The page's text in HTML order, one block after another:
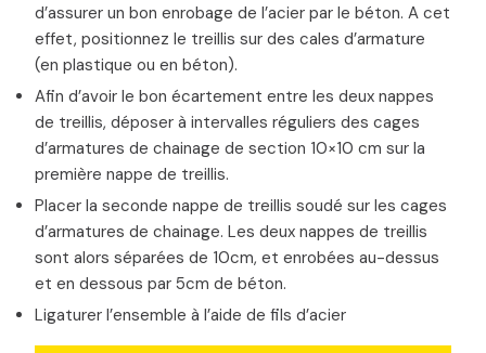
d’assurer un bon enrobage de l’acier par le béton. A cet
effet, positionnez le treillis sur des cales d’armature
(en plastique ou en béton).
Afin d’avoir le bon écartement entre les deux nappes
de treillis, déposer à intervalles réguliers des cages
d’armatures de chainage de section 10×10 cm sur la
première nappe de treillis.
Placer la seconde nappe de treillis soudé sur les cages
d’armatures de chainage. Les deux nappes de treillis
sont alors séparées de 10cm, et enrobées au-dessus
et en dessous par 5cm de béton.
Ligaturer l’ensemble à l’aide de fils d’acier